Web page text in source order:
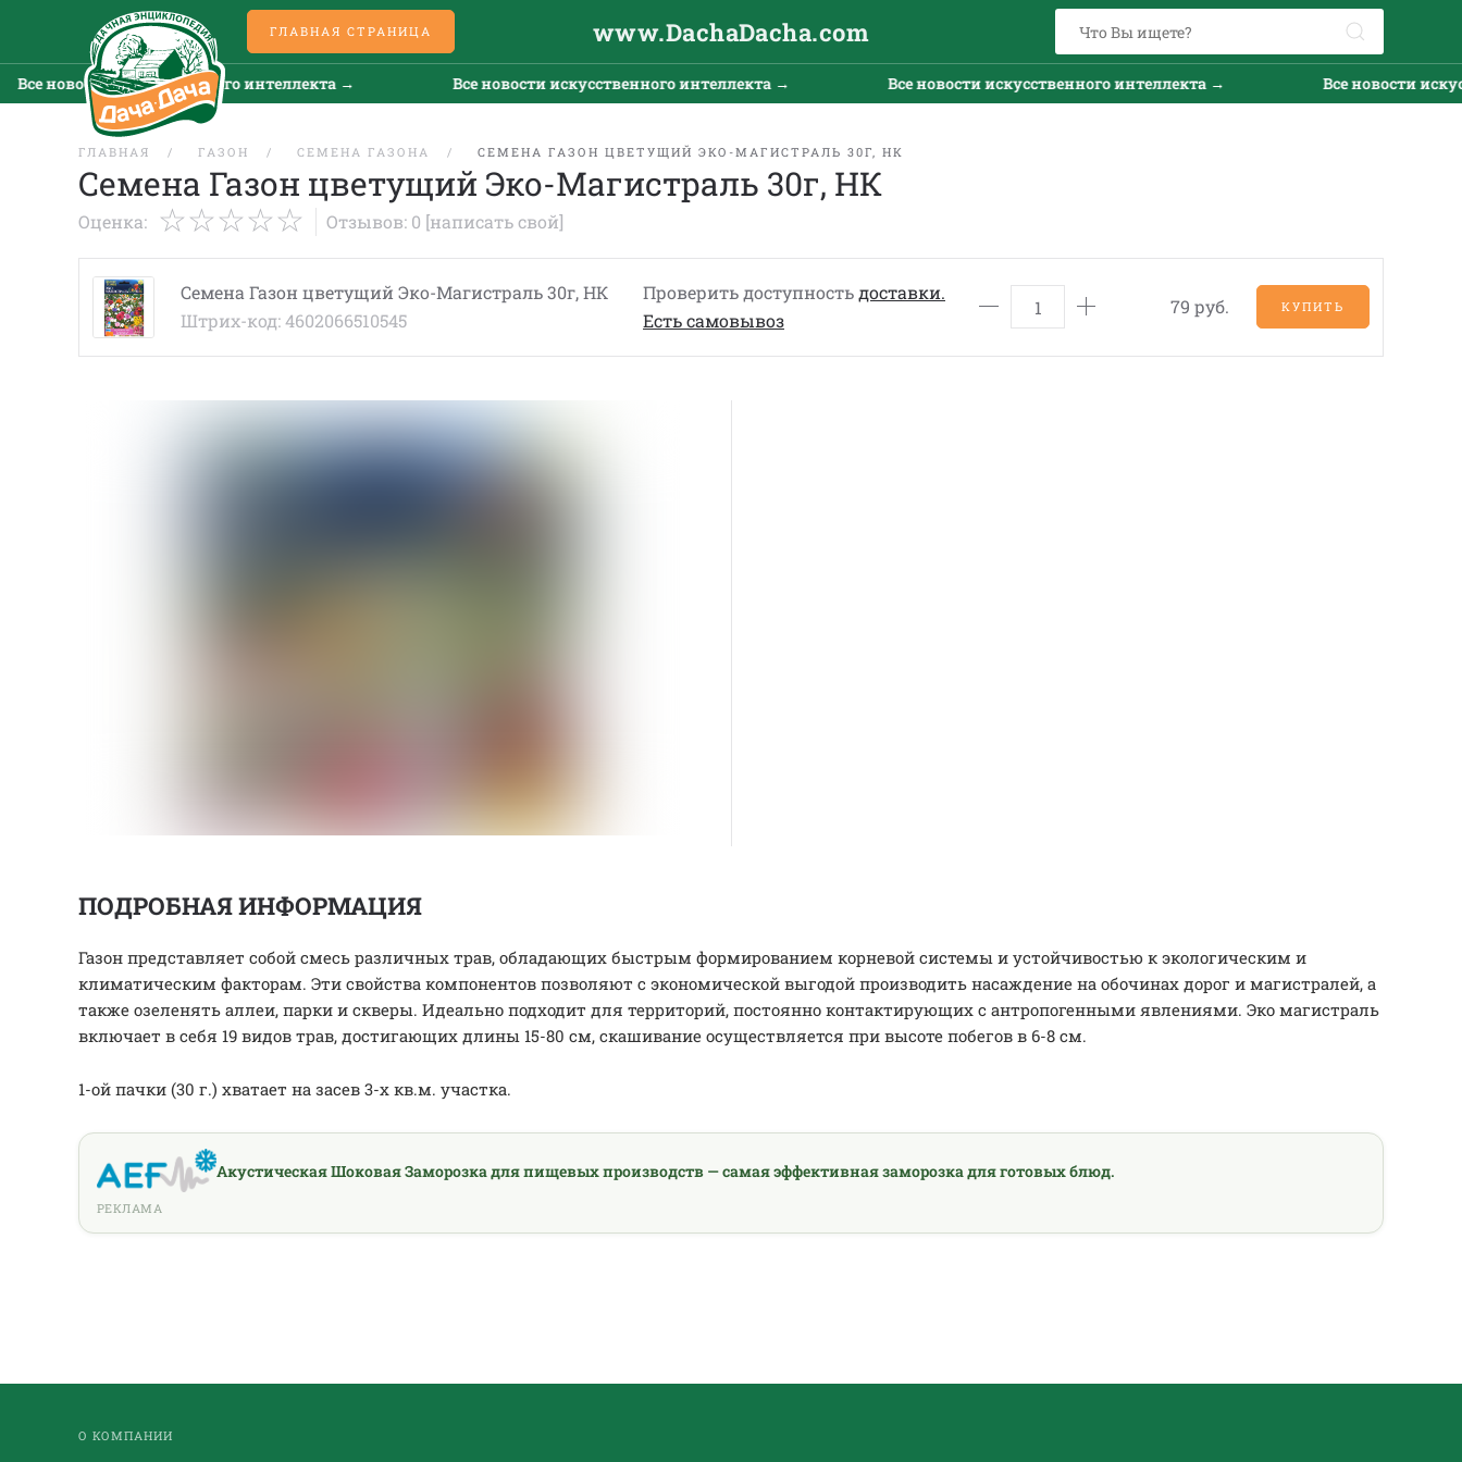
ГЛАВНАЯ СТРАНИЦА www.DachaDacha.com
новости искусственного интеллекта → Все новости искусственного интеллекта → Все новости искусственного интеллекта → Все новости
ГЛАВНАЯ ГАЗОН СЕМЕНА ГАЗОНА СЕМЕНА ГАЗОН ЦВЕТУЩИЙ ЭКО-МАГИСТРАЛЬ 30Г, НК
Семена Газон цветущий Эко-Магистраль 30г, НК
Оценка: Отзывов: 0 [написать свой]
Семена Газон цветущий Эко-Магистраль 30г, НК
Штрих-код: 4602066510545
Проверить доступность доставки.
Eсть cамовывоз
79 руб. КУПИТЬ
ПОДРОБНАЯ ИНФОРМАЦИЯ
Газон представляет собой смесь различных трав, обладающих быстрым формированием корневой системы и устойчивостью к экологическим и
климатическим факторам. Эти свойства компонентов позволяют с экономической выгодой производить насаждение на обочинах дорог и магистралей, а
также озеленять аллеи, парки и скверы. Идеально подходит для территорий, постоянно контактирующих с антропогенными явлениями. Эко магистраль
включает в себя 19 видов трав, достигающих длины 15-80 см, скашивание осуществляется при высоте побегов в 6-8 см.
1-ой пачки (30 г.) хватает на засев 3-х кв.м. участка.
Акустическая Шоковая Заморозка для пищевых производств — самая эффективная заморозка для готовых блюд.
РЕКЛАМА
О КОМПАНИИ